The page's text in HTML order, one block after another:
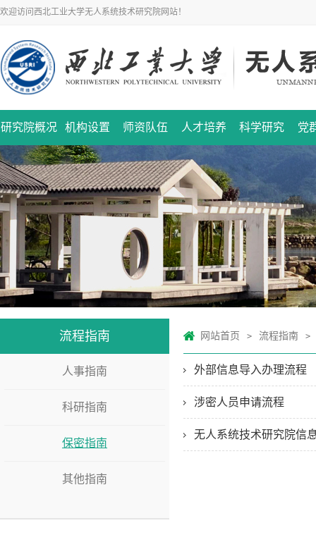
欢迎访问西北工业大学无人系统技术研究院网站！
研究院概况 机构设置 师资队伍 人才培养 科学研究 党
流程指南
人事指南
科研指南
保密指南
其他指南
网站首页 > 流程指南 >
外部信息导入办理流程
涉密人员申请流程
无人系统技术研究院信